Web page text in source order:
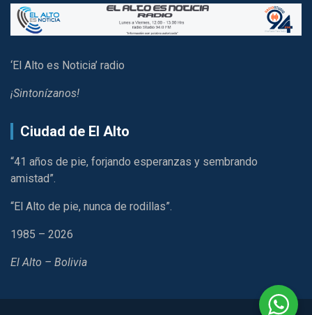
‘El Alto es Noticia’ radio
¡Sintonízanos!
Ciudad de El Alto
“41 años de pie, forjando esperanzas y sembrando
amistad”.
“El Alto de pie, nunca de rodillas”.
1985 – 2026
El Alto – Bolivia